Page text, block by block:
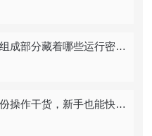
拆解便携式甲烷转化炉：核心组成部分藏着哪些运行密码？
便携式甲烷转化炉怎么用？这份操作干货，新手也能快速拿捏